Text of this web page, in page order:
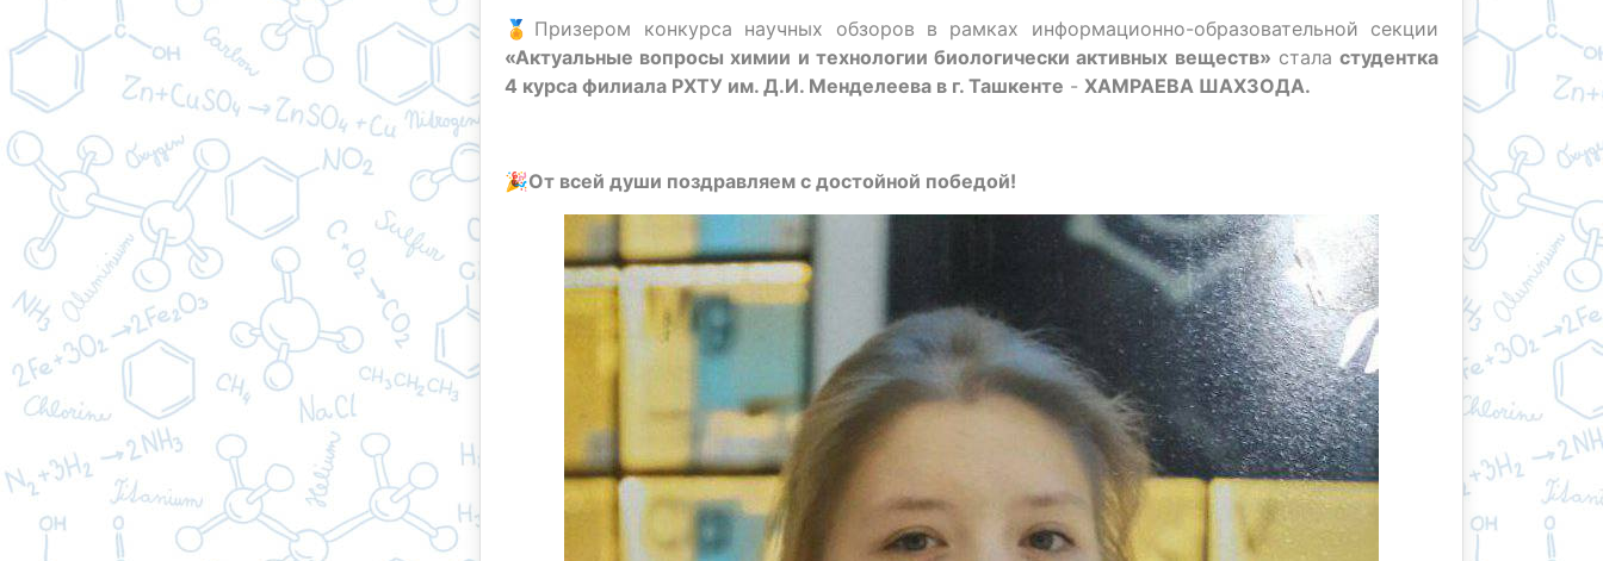
🏅Призером конкурса научных обзоров в рамках информационно-образовательной секции
«Актуальные вопросы химии и технологии биологически активных веществ» сталастудентка
4 курса филиала РХТУ им. Д.И. Менделеева в г. Ташкенте - ХАМРАЕВА ШАХЗОДА.
🎉От всей души поздравляем с достойной победой!